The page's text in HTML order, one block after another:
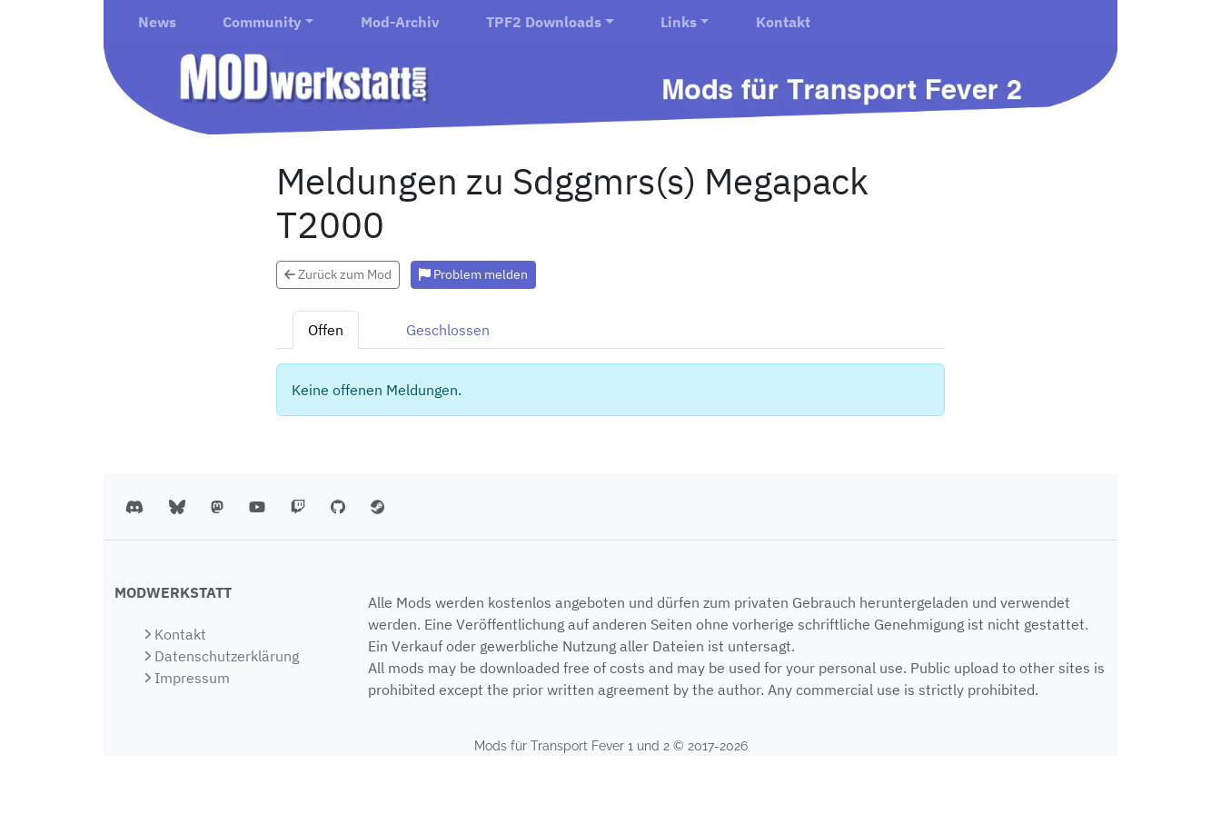
News Community Mod-Archiv TPF2 Downloads Links Kontakt
Meldungen zu Sdggmrs(s) Megapack
T2000
Zurück zum Mod Problem melden
Offen Geschlossen
Keine offenen Meldungen.
MODWERKSTATT
Kontakt
Datenschutzerklärung
Impressum
Alle Mods werden kostenlos angeboten und dürfen zum privaten Gebrauch heruntergeladen und verwendet
werden. Eine Veröffentlichung auf anderen Seiten ohne vorherige schriftliche Genehmigung ist nicht gestattet.
Ein Verkauf oder gewerbliche Nutzung aller Dateien ist untersagt.
All mods may be downloaded free of costs and may be used for your personal use. Public upload to other sites is
prohibited except the prior written agreement by the author. Any commercial use is strictly prohibited.
Mods für Transport Fever 1 und 2 © 2017-2026